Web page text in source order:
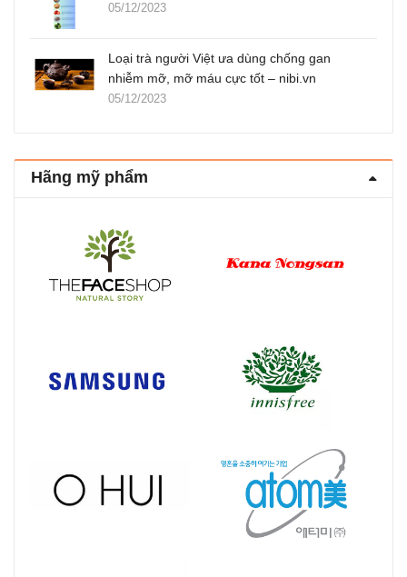
05/12/2023
Loại trà người Việt ưa dùng chống gan
nhiễm mỡ, mỡ máu cực tốt – nibi.vn
05/12/2023
Hãng mỹ phẩm